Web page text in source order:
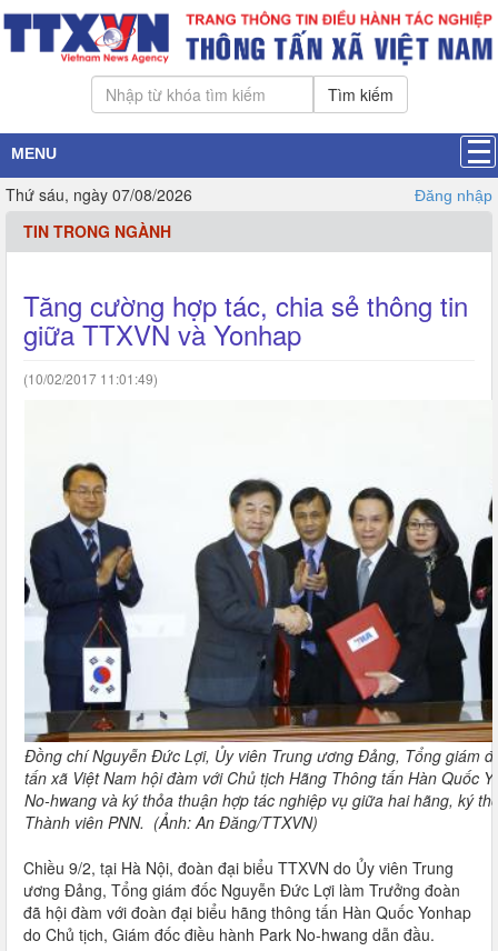
Tìm kiếm
MENU
Thứ sáu, ngày 07/08/2026 Đăng nhập
TIN TRONG NGÀNH
Tăng cường hợp tác, chia sẻ thông tin
giữa TTXVN và Yonhap
(10/02/2017 11:01:49)
Đồng chí Nguyễn Đức Lợi, Ủy viên Trung ương Đảng, Tổng giám
tấn xã Việt Nam hội đàm với Chủ tịch Hãng Thông tấn Hàn Quốc
No-hwang và ký thỏa thuận hợp tác nghiệp vụ giữa hai hãng, ký
Thành viên PNN. (Ảnh: An Đăng/TTXVN)
Chiều 9/2, tại Hà Nội, đoàn đại biểu TTXVN do Ủy viên Trung
ương Đảng, Tổng giám đốc Nguyễn Đức Lợi làm Trưởng đoàn
đã hội đàm với đoàn đại biểu hãng thông tấn Hàn Quốc Yonhap
do Chủ tịch, Giám đốc điều hành Park No-hwang dẫn đầu.